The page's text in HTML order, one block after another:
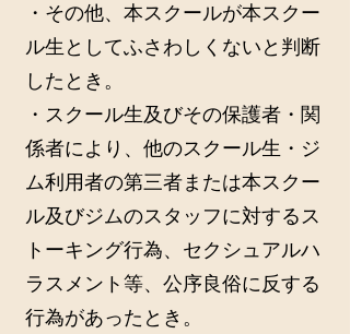
・その他、本スクールが本スクー
ル生としてふさわしくないと判断
したとき。
・スクール生及びその保護者・関
係者により、他のスクール生・ジ
ム利用者の第三者または本スクー
ル及びジムのスタッフに対するス
トーキング行為、セクシュアルハ
ラスメント等、公序良俗に反する
行為があったとき。